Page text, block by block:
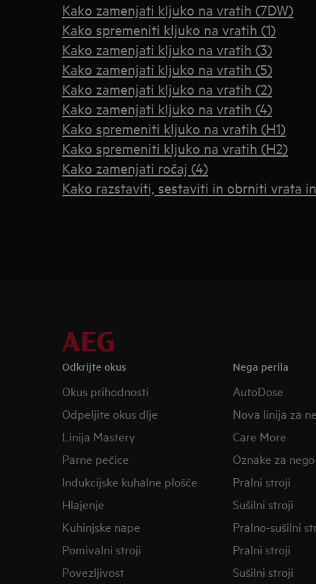
Kako zamenjati kljuko na vratih (7DW)
Kako spremeniti kljuko na vratih (1)
Kako zamenjati kljuko na vratih (3)
Kako zamenjati kljuko na vratih (5)
Kako zamenjati kljuko na vratih (2)
Kako zamenjati kljuko na vratih (4)
Kako spremeniti kljuko na vratih (H1)
Kako spremeniti kljuko na vratih (H2)
Kako zamenjati ročaj (4)
Kako razstaviti, sestaviti in obrniti vrata
Odkrijte okus
Okus prihodnosti
Odpeljite okus dlje
Linija Mastery
Parne pečice
Indukcijske kuhalne plošče
Hlajenje
Kuhinjske nape
Pomivalni stroji
Povezljivost
Nega perila
AutoDose
Nova linija za
Care More
Oznake za nego
Pralni stroji
Sušilni stroji
Pralno-sušilni
Pralni stroji
Sušilni stroji